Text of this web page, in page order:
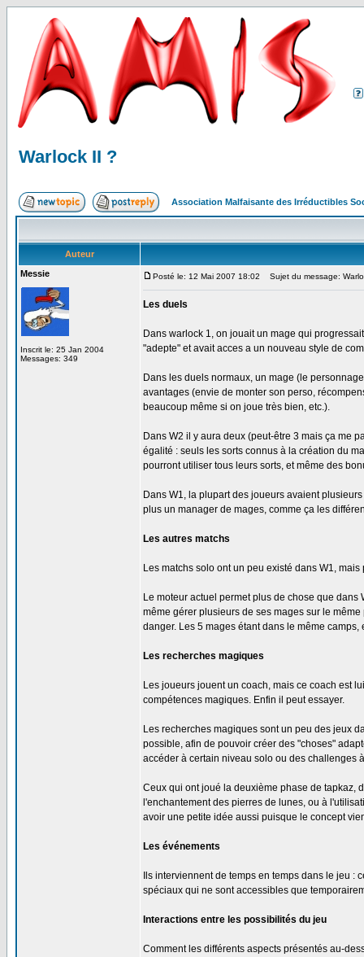
Warlock II ?
Association Malfaisante des Irréductibles
Auteur
Messie
Inscrit le: 25 Jan 2004
Messages: 349
Posté le: 12 Mai 2007 18:02 Sujet du message:
Les duels
Dans warlock 1, on jouait un mage qui
"adepte" et avait acces a un nouveau style de
Dans les duels normaux, un mage (le
avantages (envie de monter son perso,
beaucoup même si on joue très bien, etc.).
Dans W2 il y aura deux (peut-être 3 mais ça me
égalité : seuls les sorts connus à la création du
pourront utiliser tous leurs sorts, et même des
Dans W1, la plupart des joueurs avaient
plus un manager de mages, comme ça les
Les autres matchs
Les matchs solo ont un peu existé dans W1,
Le moteur actuel permet plus de chose que
même gérer plusieurs de ses mages sur le
danger. Les 5 mages étant dans le même
Les recherches magiques
Les joueurs jouent un coach, mais ce coach est
compétences magiques. Enfin il peut essayer.
Les recherches magiques sont un peu des jeux
possible, afin de pouvoir créer des "choses"
accéder à certain niveau solo ou des challenges
Ceux qui ont joué la deuxième phase de tapkaz,
l'enchantement des pierres de lunes, ou à
avoir une petite idée aussi puisque le concept
Les événements
Ils interviennent de temps en temps dans le jeu
spéciaux qui ne sont accessibles que
Interactions entre les possibilités du jeu
Comment les différents aspects présentés au-